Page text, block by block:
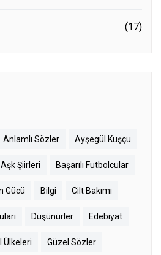
(17)
Anlamlı Sözler Ayşegül Kuşçu
Aşk Şiirleri Başarılı Futbolcular
Gücü Bilgi Cilt Bakımı
Düşünürler Edebiyat
Ülkeleri Güzel Sözler